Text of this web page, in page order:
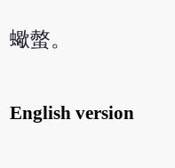
蠍螫。
English version